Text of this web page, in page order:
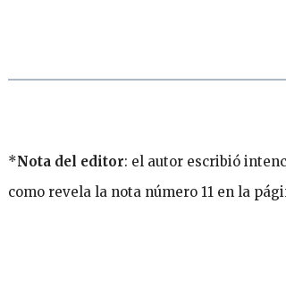
*Nota del editor: el autor escribió
como revela la nota número 11 en la